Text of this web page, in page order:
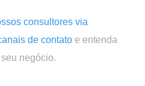
consultores via
de contato e entenda
negócio.